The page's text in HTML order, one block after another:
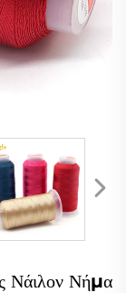
Νάιλον Νήμα